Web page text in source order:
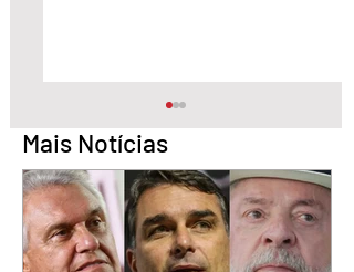
Mais Notícias